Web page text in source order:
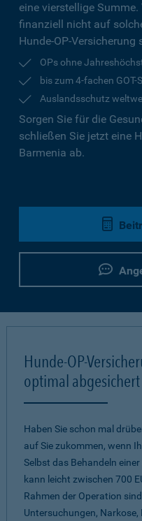
eine vierstellige
finanziell nicht auf
Hunde-OP-Versicherung
OPs ohne
bis zum 4-fachen GOT-
Auslandsschutz
Sorgen Sie für die
schließen Sie jetzt eine
Barmenia ab.
Hunde-OP-
optimal abgesichert
Haben Sie schon mal
auf Sie zukommen, wenn
Selbst das Behandeln
kann leicht zwischen 700
Rahmen der Operation
Untersuchungen,